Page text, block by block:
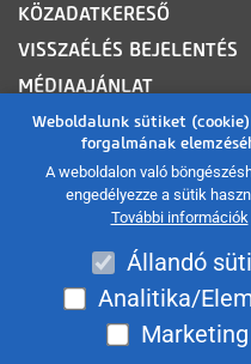
Weboldalunk sütiket
forgalmának
A weboldalon való
engedélyezze a sütik
További információk
Állandó
Analitika/
Marketing
KÖZADATKERESŐ
VISSZAÉLÉS BEJELENTÉS
MÉDIAAJÁNLAT
OLDALTÉRKÉP
ROVATOK
A MISKOLC TV